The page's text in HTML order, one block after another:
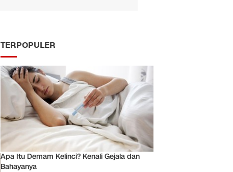
TERPOPULER
Apa Itu Demam Kelinci? Kenali Gejala dan
Bahayanya